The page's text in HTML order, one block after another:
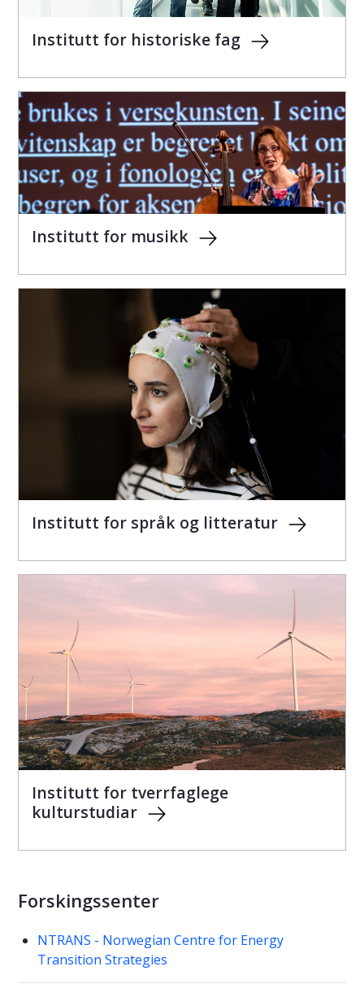
Institutt for historiske fag
Institutt for musikk
Institutt for språk og litteratur
Institutt for tverrfaglege
kulturstudiar
Forskingssenter
NTRANS - Norwegian Centre for Energy
Transition Strategies